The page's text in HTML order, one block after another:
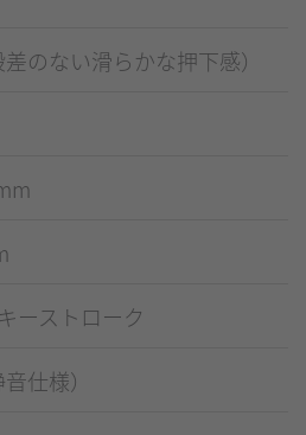
のない滑らかな押下感）
ーストローク
仕様）